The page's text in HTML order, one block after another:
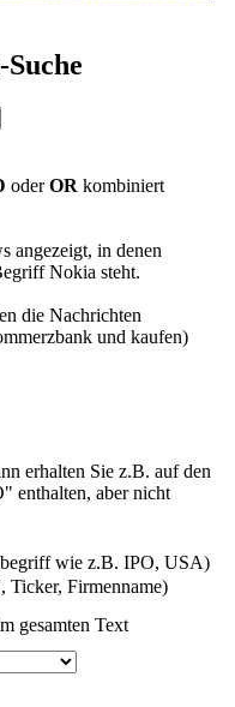
oderOR kombiniert
angezeigt, in denen
Nokia steht.
die Nachrichten
und kaufen)
erhalten Sie z.B. auf den
enthalten, aber nicht
wie z.B. IPO, USA)
Firmenname)
gesamten Text